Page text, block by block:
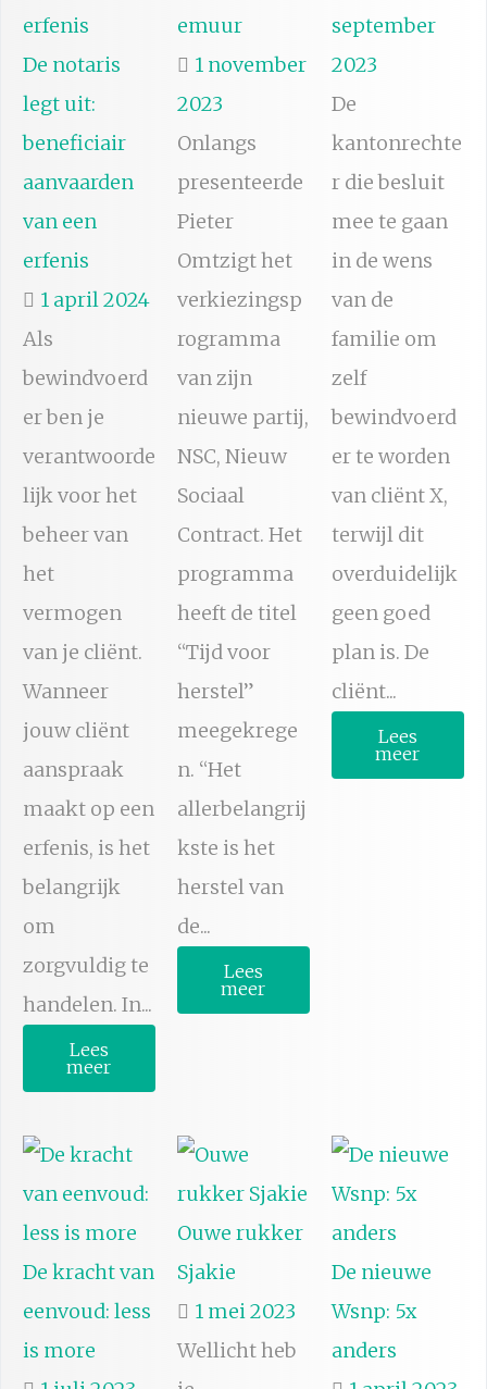
De notaris
legt uit:
beneficiair
aanvaarden
van een
erfenis
1 april 2024
Als
bewindvoerd
er ben je
verantwoorde
lijk voor het
beheer van
het
vermogen
van je cliënt.
Wanneer
jouw cliënt
aanspraak
maakt op een
erfenis, is het
belangrijk
om
zorgvuldig te
handelen. In...
Lees
meer
emuur
1 november
2023
Onlangs
presenteerde
Pieter
Omtzigt het
verkiezingsp
rogramma
van zijn
nieuwe partij,
NSC, Nieuw
Sociaal
Contract. Het
programma
heeft de titel
“Tijd voor
herstel”
meegekrege
n. “Het
allerbelangrij
kste is het
herstel van
de...
Lees
meer
september
2023
De
kantonrechte
r die besluit
mee te gaan
in de wens
van de
familie om
zelf
bewindvoerd
er te worden
van cliënt X,
terwijl dit
overduidelijk
geen goed
plan is. De
cliënt...
Lees
meer
De kracht van
eenvoud: less
is more
Ouwe rukker
Sjakie
1 mei 2023
Wellicht heb
De nieuwe
Wsnp: 5x
anders